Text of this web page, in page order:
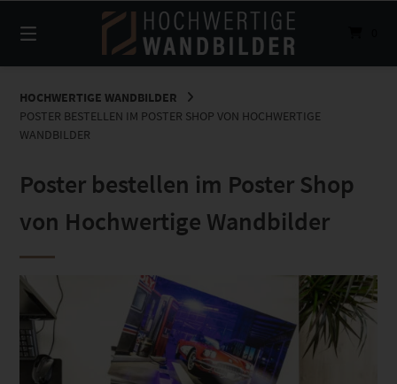
zum
Inhalt
HOCHWERTIGE WANDBILDER
POSTER BESTELLEN IM POSTER SHOP VON HOCHWERTIGE
WANDBILDER
Poster bestellen im Poster Shop
von Hochwertige Wandbilder